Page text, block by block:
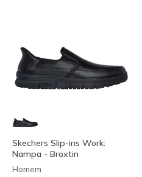
Skechers Slip-ins Work:
Nampa - Broxtin
Homem